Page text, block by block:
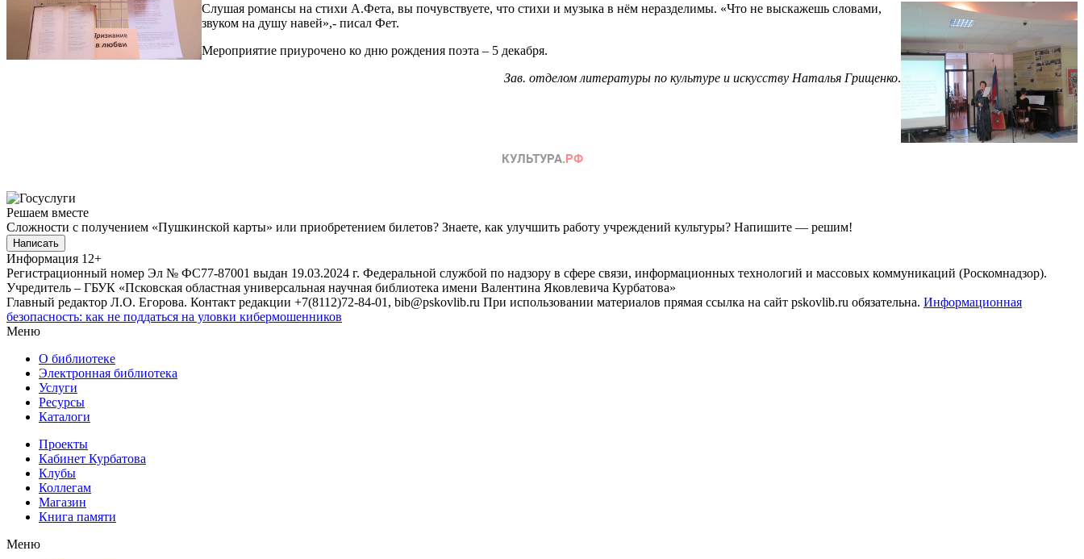
Слушая романсы на стихи А.Фета, вы почувствуете, что стихи и музыка в нём неразделимы. «Что не выскажешь словами,
звуком на душу навей»,- писал Фет.
Мероприятие приурочено ко дню рождения поэта – 5 декабря.
Зав. отделом литературы по культуре и искусству Наталья Грищенко.
Решаем вместе
Сложности с получением «Пушкинской карты» или приобретением билетов? Знаете, как улучшить работу учреждений культуры? Напишите — решим!
Написать
Информация 12+
Регистрационный номер Эл № ФС77-87001 выдан 19.03.2024 г. Федеральной службой по надзору в сфере связи, информационных технологий и массовых коммуникаций (Роскомнадзор).
Учредитель – ГБУК «Псковская областная универсальная научная библиотека имени Валентина Яковлевича Курбатова»
Главный редактор Л.О. Егорова. Контакт редакции +7(8112)72-84-01, bib@pskovlib.ru При использовании материалов прямая ссылка на сайт pskovlib.ru обязательна. Информационная
безопасность: как не поддаться на уловки кибермошенников
Меню
О библиотеке
Электронная библиотека
Услуги
Ресурсы
Каталоги
Проекты
Кабинет Курбатова
Клубы
Коллегам
Магазин
Книга памяти
Меню